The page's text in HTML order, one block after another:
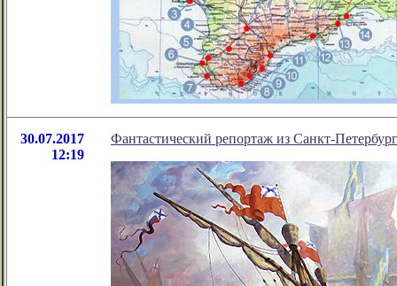
30.07.2017
12:19
Фантастический репортаж из Санкт-